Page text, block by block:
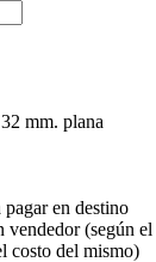
mm. plana
en destino
vendedor (según
costo del mismo)